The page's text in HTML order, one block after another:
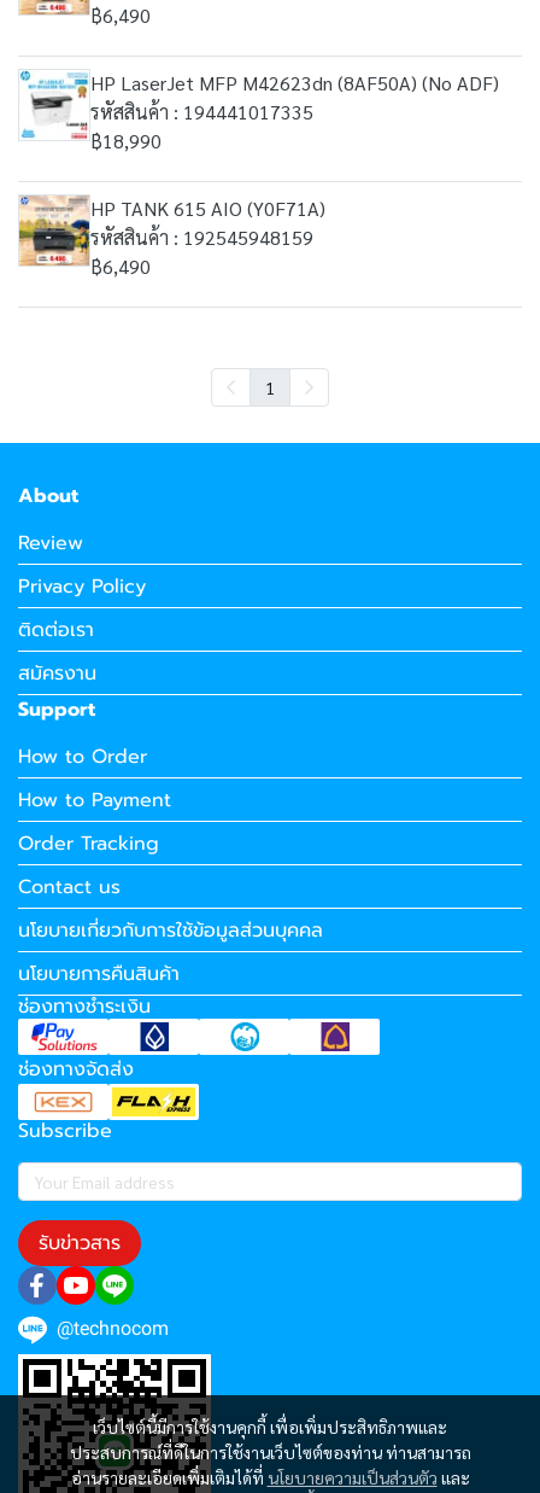
฿6,490
HP LaserJet MFP M42623dn (8AF50A) (No ADF)
รหัสสินค้า : 194441017335
฿18,990
HP TANK 615 AIO (Y0F71A)
รหัสสินค้า : 192545948159
฿6,490
1
เว็บไซต์นี้มีการใช้งานคุกกี้ เพื่อเพิ่มประสิทธิภาพและ
ประสบการณ์ที่ดีในการใช้งานเว็บไซต์ของท่าน ท่านสามารถ
อ่านรายละเอียดเพิ่มเติมได้ที่ นโยบายความเป็นส่วนตัว และ
About
Review
Privacy Policy
ติดต่อเรา
สมัครงาน
Support
How to Order
How to Payment
Order Tracking
Contact us
นโยบายเกี่ยวกับการใช้ข้อมูลส่วนบุคคล
นโยบายการคืนสินค้า
ช่องทางชำระเงิน
ช่องทางจัดส่ง
Subscribe
รับข่าวสาร
@technocom